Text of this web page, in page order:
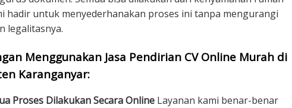
hadir untuk menyederhanakan proses ini tanpa mengurangi
legalitasnya.
Menggunakan Jasa Pendirian CV Online Murah di
Karanganyar:
Proses Dilakukan Secara Online Layanan kami benar-benar